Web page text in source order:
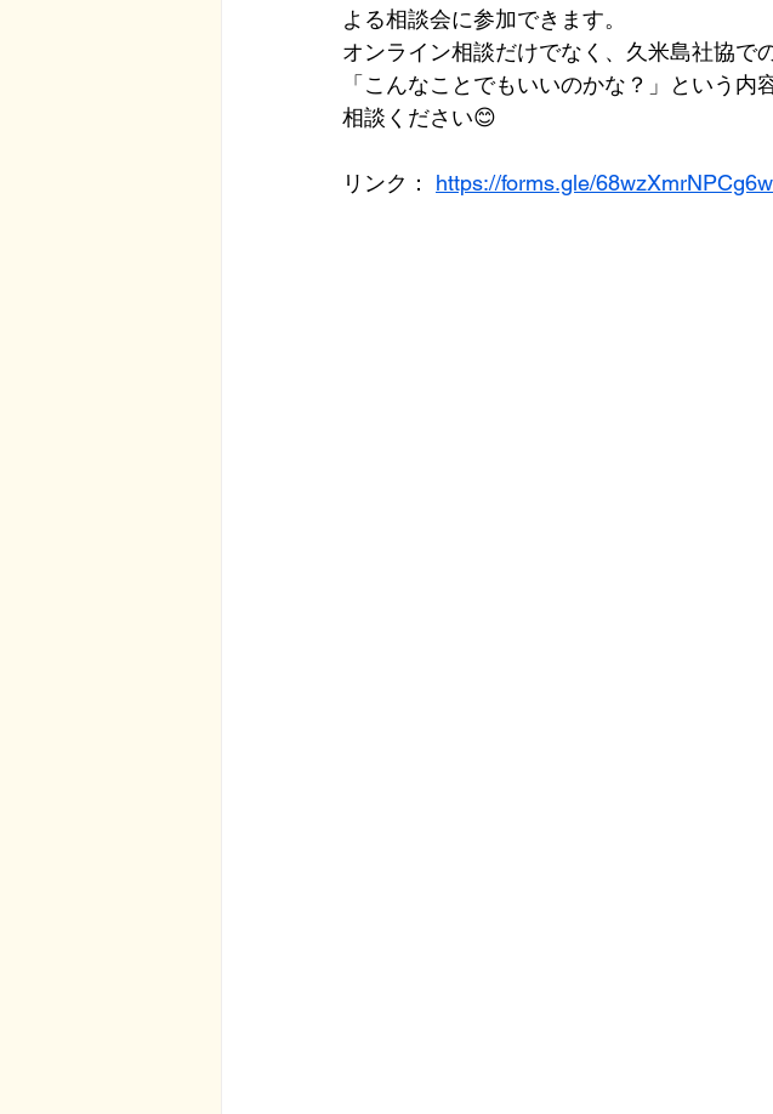
よる相談会に参加できます。
オンライン相談だけでなく、久米島社協で
「こんなことでもいいのかな？」という
相談ください😊
リンク： https://forms.gle/